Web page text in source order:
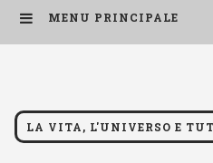
MENU PRINCIPALE
LA VITA, L'UNIVERSO E